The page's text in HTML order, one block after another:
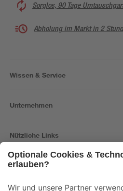
Sorglos, 90 Tage
Abholung im Markt in 2
Wissen & Service
Unternehmen
Nützliche Links
Der toom Newsletter: Keine Angebote und